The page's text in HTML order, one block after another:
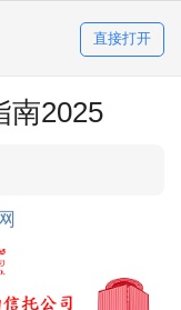
直接打开
南2025